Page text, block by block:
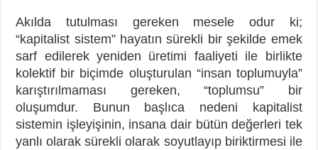
Akılda tutulması gereken mesele odur ki;
“kapitalist sistem” hayatın sürekli bir şekilde emek
sarf edilerek yeniden üretimi faaliyeti ile birlikte
kolektif bir biçimde oluşturulan “insan toplumuyla”
karıştırılmaması gereken, “toplumsu” bir
oluşumdur. Bunun başlıca nedeni kapitalist
sistemin işleyişinin, insana dair bütün değerleri tek
yanlı olarak sürekli olarak soyutlayıp biriktirmesi ile